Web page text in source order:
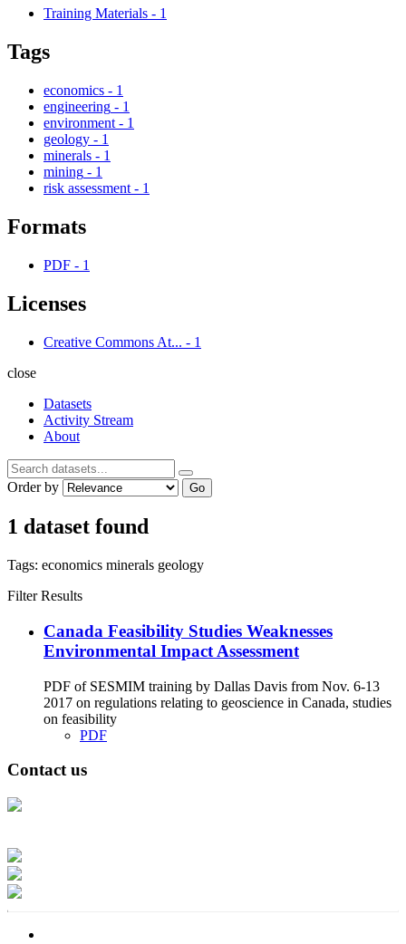
Training Materials - 1
Tags
economics - 1
engineering - 1
environment - 1
geology - 1
minerals - 1
mining - 1
risk assessment - 1
Formats
PDF - 1
Licenses
Creative Commons At... - 1
close
Datasets
Activity Stream
About
Order by Go
1 dataset found
Tags: economics minerals geology
Filter Results
Canada Feasibility Studies Weaknesses
Environmental Impact Assessment
PDF of SESMIM training by Dallas Davis from Nov. 6-13
2017 on regulations relating to geoscience in Canada, studies
on feasibility
PDF
Contact us